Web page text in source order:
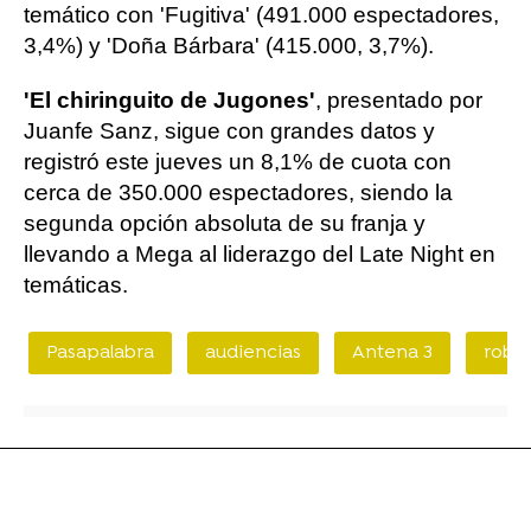
temático con 'Fugitiva' (491.000 espectadores,
3,4%) y 'Doña Bárbara' (415.000, 3,7%).
'El chiringuito de Jugones', presentado por
Juanfe Sanz, sigue con grandes datos y
registró este jueves un 8,1% de cuota con
cerca de 350.000 espectadores, siendo la
segunda opción absoluta de su franja y
llevando a Mega al liderazgo del Late Night en
temáticas.
Pasapalabra audiencias Antena 3